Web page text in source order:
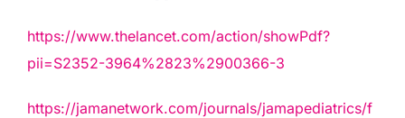
https://www.thelancet.com/action/showPdf?
pii=S2352-3964%2823%2900366-3
https://jamanetwork.com/journals/jamapediatrics/f